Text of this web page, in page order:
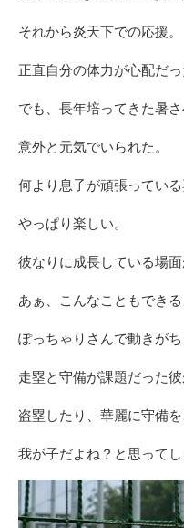
それから炎天下での応援。
正直自分の体力が心配だっ
でも、長年培ってきた暑
意外と元気でいられた。
何より息子が頑張っている
やっぱり楽しい。
彼なりに成長している場面
あぁ、こんなこともでき
ぽっちゃりさんで動きがち
走塁と守備が課題だった彼
盗塁したり、華麗に守備
我が子だよね？と思ってし